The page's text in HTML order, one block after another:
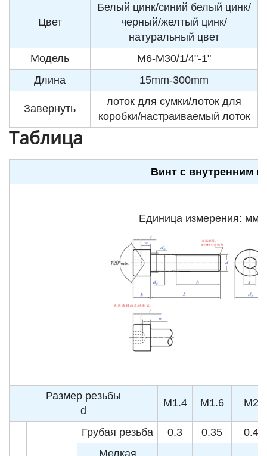
Цвет
Белый цинк/синий белый цинк/
черный/желтый цинк/
натуральный цвет
Модель
M6-M30/1/4"-1"
Длина
15mm-300mm
Завернуть
лоток для сумки/лоток для
коробки/настраиваемый лоток
Таблица
Винт с внутренним
Единица измерения: мм
Размер резьбы
d
M1.4 M1.6 M2
Грубая резьба 0.3 0.35
0.4
Мелкая